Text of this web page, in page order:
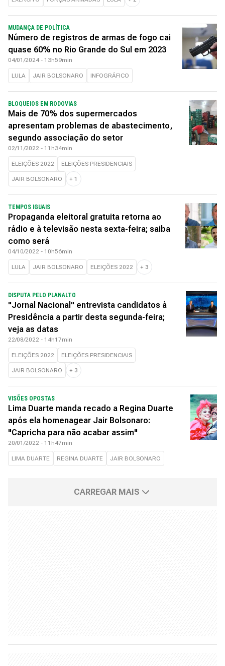
MUDANÇA DE POLÍTICA
Número de registros de armas de fogo cai
quase 60% no Rio Grande do Sul em 2023
04/01/2024 - 13h59min
LULA JAIR BOLSONARO INFOGRÁFICO
BLOQUEIOS EM RODOVIAS
Mais de 70% dos supermercados
apresentam problemas de abastecimento,
segundo associação do setor
02/11/2022 - 11h34min
ELEIÇÕES 2022 ELEIÇÕES PRESIDENCIAIS
JAIR BOLSONARO + 1
TEMPOS IGUAIS
Propaganda eleitoral gratuita retorna ao
rádio e à televisão nesta sexta-feira; saiba
como será
04/10/2022 - 10h56min
LULA JAIR BOLSONARO ELEIÇÕES 2022 + 3
DISPUTA PELO PLANALTO
"Jornal Nacional" entrevista candidatos à
Presidência a partir desta segunda-feira;
veja as datas
22/08/2022 - 14h17min
ELEIÇÕES 2022 ELEIÇÕES PRESIDENCIAIS
JAIR BOLSONARO + 3
VISÕES OPOSTAS
Lima Duarte manda recado a Regina Duarte
após ela homenagear Jair Bolsonaro:
"Capricha para não acabar assim"
20/01/2022 - 11h47min
LIMA DUARTE REGINA DUARTE JAIR BOLSONARO
CARREGAR MAIS